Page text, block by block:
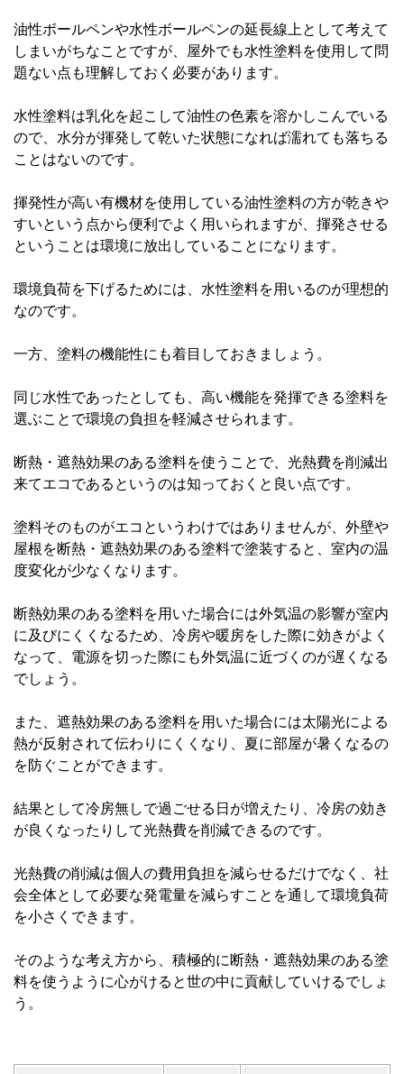
油性ボールペンや水性ボールペンの延長線上として考えて
しまいがちなことですが、屋外でも水性塗料を使用して問
題ない点も理解しておく必要があります。
水性塗料は乳化を起こして油性の色素を溶かしこんでいる
ので、水分が揮発して乾いた状態になれば濡れても落ちる
ことはないのです。
揮発性が高い有機材を使用している油性塗料の方が乾きや
すいという点から便利でよく用いられますが、揮発させる
ということは環境に放出していることになります。
環境負荷を下げるためには、水性塗料を用いるのが理想的
なのです。
一方、塗料の機能性にも着目しておきましょう。
同じ水性であったとしても、高い機能を発揮できる塗料を
選ぶことで環境の負担を軽減させられます。
断熱・遮熱効果のある塗料を使うことで、光熱費を削減出
来てエコであるというのは知っておくと良い点です。
塗料そのものがエコというわけではありませんが、外壁や
屋根を断熱・遮熱効果のある塗料で塗装すると、室内の温
度変化が少なくなります。
断熱効果のある塗料を用いた場合には外気温の影響が室内
に及びにくくなるため、冷房や暖房をした際に効きがよく
なって、電源を切った際にも外気温に近づくのが遅くなる
でしょう。
また、遮熱効果のある塗料を用いた場合には太陽光による
熱が反射されて伝わりにくくなり、夏に部屋が暑くなるの
を防ぐことができます。
結果として冷房無しで過ごせる日が増えたり、冷房の効き
が良くなったりして光熱費を削減できるのです。
光熱費の削減は個人の費用負担を減らせるだけでなく、社
会全体として必要な発電量を減らすことを通して環境負荷
を小さくできます。
そのような考え方から、積極的に断熱・遮熱効果のある塗
料を使うように心がけると世の中に貢献していけるでしょ
う。